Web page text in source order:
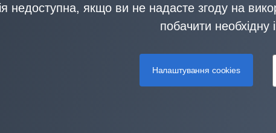
недоступна, якщо ви не надасте згоду на
побачити необхідну
Налаштування cookies